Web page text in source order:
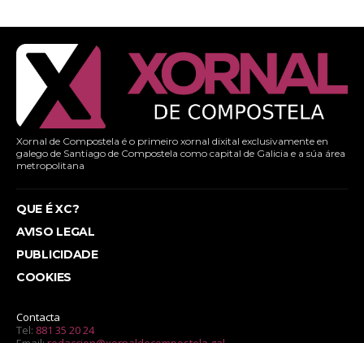
Xornal de Compostela é o primeiro xornal dixital exclusivamente en
galego de Santiago de Compostela como capital de Galicia e a súa área
metropolitana
QUE É XC?
AVISO LEGAL
PUBLICIDADE
COOKIES
Contacta
Tel: 881 35 20 24